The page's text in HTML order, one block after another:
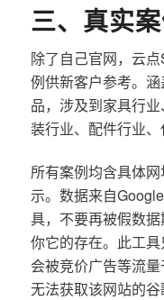
三、真实
除了自己官网，云
例供新客户参考。
品，涉及到家具行
装行业、配件行业、
所有案例均含具体
示。数据来自
具，不要再被假数
你它的存在。此工
会被竞价广告等流
无法获取该网站的